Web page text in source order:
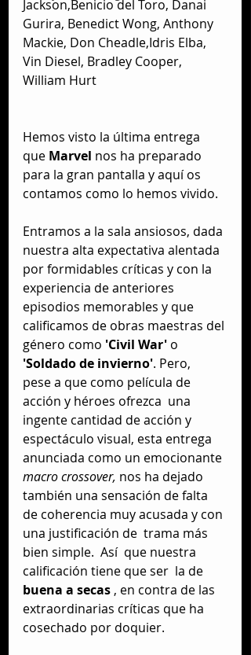
Jackson,Benicio del Toro, Danai
Gurira, Benedict Wong, Anthony
Mackie, Don Cheadle,Idris Elba,
Vin Diesel, Bradley Cooper,
William Hurt
Hemos visto la última entrega
que Marvel nos ha preparado
para la gran pantalla y aquí os
contamos como lo hemos vivido.
Entramos a la sala ansiosos, dada
nuestra alta expectativa alentada
por formidables críticas y con la
experiencia de anteriores
episodios memorables y que
calificamos de obras maestras del
género como 'Civil War' o
'Soldado de invierno'. Pero,
pese a que como película de
acción y héroes ofrezca  una
ingente cantidad de acción y
espectáculo visual, esta entrega
anunciada como un emocionante
macro crossover, nos ha dejado
también una sensación de falta
de coherencia muy acusada y con
una justificación de  trama más
bien simple.  Así  que nuestra
calificación tiene que ser  la de
buena a secas , en contra de las
extraordinarias críticas que ha
cosechado por doquier.